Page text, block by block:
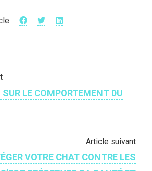
LE COMPORTEMENT DU
Article suivant
VOTRE CHAT CONTRE LES